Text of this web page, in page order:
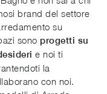
brand del settore
su
sono progetti su
e noi ti
la
con noi.